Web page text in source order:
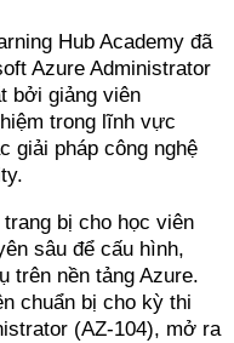
Hub Academy đã
Azure Administrator
bởi giảng viên
trong lĩnh vực
giải pháp công nghệ
bị cho học viên
sâu để cấu hình,
trên nền tảng Azure.
chuẩn bị cho kỳ thi
(AZ-104), mở ra